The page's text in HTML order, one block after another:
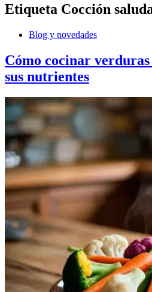
Etiqueta Cocción
Blog y novedades
Cómo cocinar
sus nutrientes